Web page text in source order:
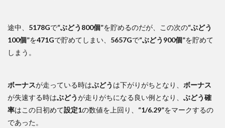
途中、 5178Gで“ぶどう800個”を貯めるのだが、この次の“ぶどう
100個”を471Gで貯めてしまい、 5657Gで“ぶどう900個”を貯めて
しまう。
ボーナスが走っている時はぶどう は下がりがちとなり、 ボーナス
が失速する時はぶどうが走りがちになる良い例となり、 ぶどう確
率はこの日初めて設定1の数値を上回り、 “1/6.29”をマークするの
であった。